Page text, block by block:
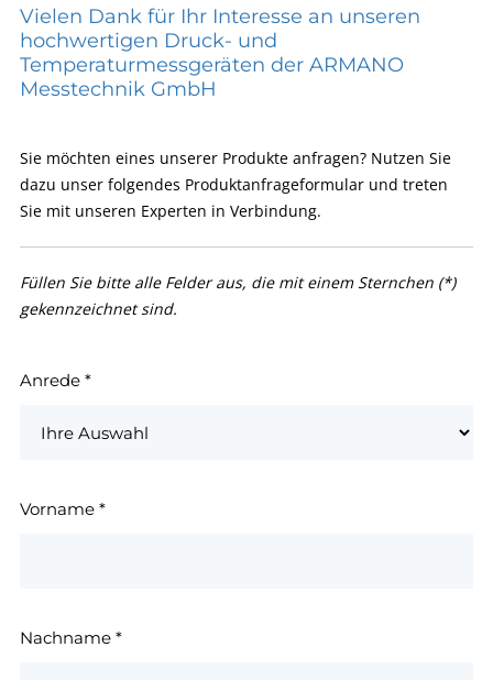
Vielen Dank für Ihr Interesse an unseren
hochwertigen Druck- und
Temperaturmessgeräten der ARMANO
Messtechnik GmbH
Sie möchten eines unserer Produkte anfragen? Nutzen Sie
dazu unser folgendes Produktanfrageformular und treten
Sie mit unseren Experten in Verbindung.
Füllen Sie bitte alle Felder aus, die mit einem Sternchen (*)
gekennzeichnet sind.
Anrede *
Vorname *
Nachname *